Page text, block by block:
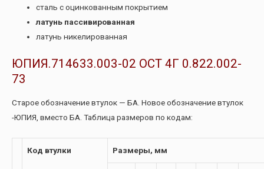
сталь с оцинкованным покрытием
латунь пассивированная
латунь никелированная
ЮПИЯ.714633.003-02 ОСТ 4Г 0.822.002-
73
Старое обозначение втулок — БА. Новое обозначение втулок
-ЮПИЯ, вместо БА. Таблица размеров по кодам:
Код втулки Размеры, мм